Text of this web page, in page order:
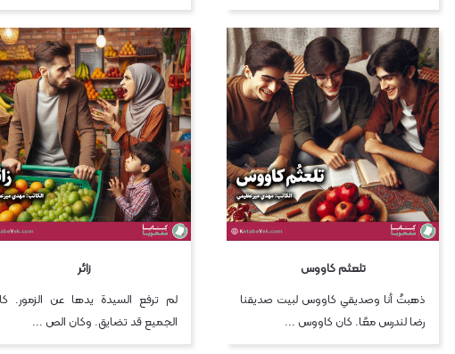
زائر
لم ترفع السيدة يدها عن الزمور.
الجميع قد تضايق. وكان الص ...
تلعثم كاووس
ذهبتُ أنا وصديقي كاووس لبيت صديقنا
رضا لندرس معًا. كان كاووس ...